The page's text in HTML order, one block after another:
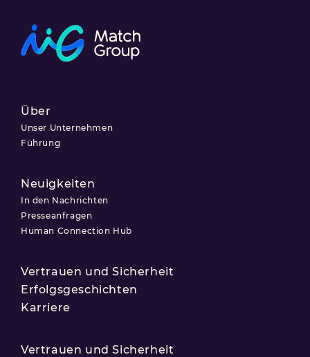
Über
Unser Unternehmen
Führung
Neuigkeiten
In den Nachrichten
Presseanfragen
Human Connection Hub
Vertrauen und Sicherheit
Erfolgsgeschichten
Karriere
Vertrauen und Sicherheit